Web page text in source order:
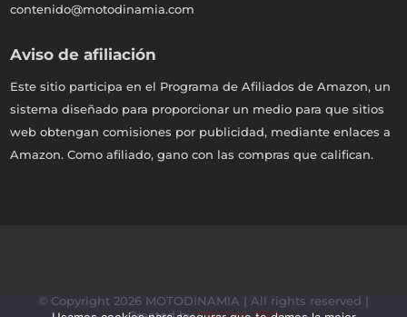
contenido@motodinamia.com
Aviso de afiliación
Este sitio participa en el Programa de Afiliados de Amazon, un
sistema diseñado para proporcionar un medio para que sitios
web obtengan comisiones por publicidad, mediante enlaces a
Amazon. Como afiliado, gano con las compras que califican.
© Copyright 2026 MOTODINAMIA | All rights reserved |